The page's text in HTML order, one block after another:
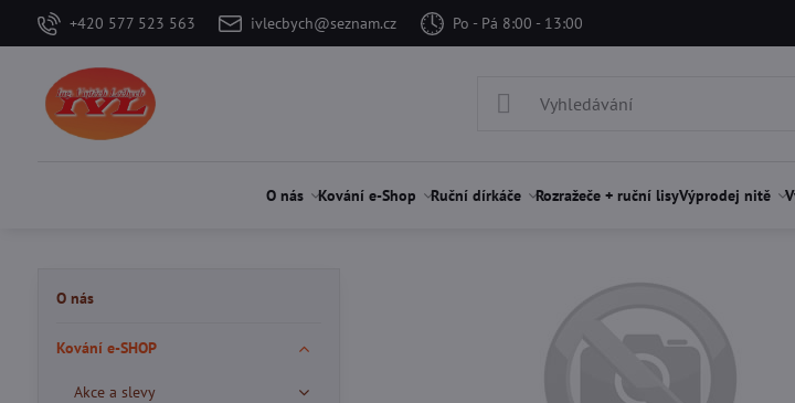
+420 577 523 563 ivlecbych@seznam.cz Po - Pá 8:00 - 13:00
O nás Kování e-Shop Ruční dírkáče Rozražeče + ruční lisyVýprodej nitě
O nás
Kování e-SHOP
Akce a slevy